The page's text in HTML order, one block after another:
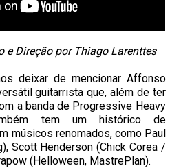
e Direção por Thiago Larenttes
deixar de mencionar Affonso
guitarrista que, além de ter
a banda de Progressive Heavy
tem um histórico de
músicos renomados, como Paul
Scott Henderson (Chick Corea /
(Helloween, MastrePlan).